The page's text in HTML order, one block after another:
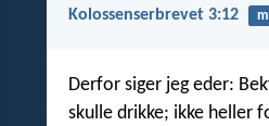
Kolossenserbrevet 3:12
Derfor siger jeg eder:
skulle drikke; ikke heller